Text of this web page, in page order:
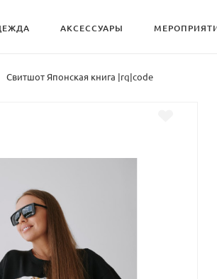
АКСЕССУАРЫ
Свитшот Японская книга |rq|code